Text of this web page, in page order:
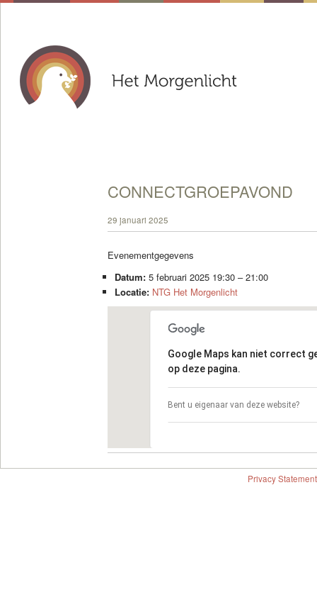
CONNECTGROEPAVOND
29 januari 2025
Evenementgegevens
Datum: 5 februari 2025 19:30–21:00
Locatie: NTG Het Morgenlicht
Google Maps kan niet correct
op deze pagina.
Bent u eigenaar van deze website?
Privacy Statement